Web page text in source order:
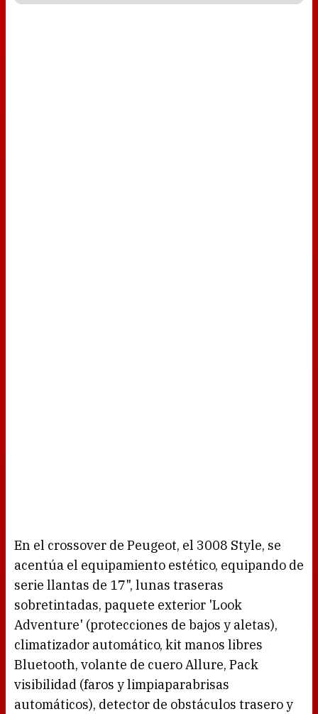
En el crossover de Peugeot, el 3008 Style, se
acentúa el equipamiento estético, equipando de
serie llantas de 17", lunas traseras
sobretintadas, paquete exterior 'Look
Adventure' (protecciones de bajos y aletas),
climatizador automático, kit manos libres
Bluetooth, volante de cuero Allure, Pack
visibilidad (faros y limpiaparabrisas
automáticos), detector de obstáculos trasero y